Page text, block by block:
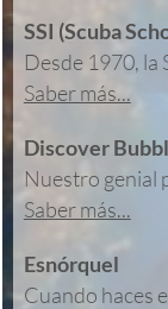
SSI (Scuba
Desde 1970, la
Saber más...
Discover
Nuestro genial
Saber más...
Esnórquel
Cuando haces